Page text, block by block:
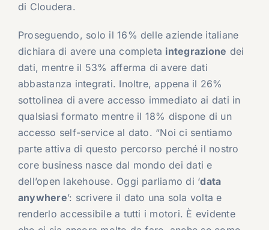
di Cloudera.
Proseguendo, solo il 16% delle aziende italiane
dichiara di avere una completa integrazione dei
dati, mentre il 53% afferma di avere dati
abbastanza integrati. Inoltre, appena il 26%
sottolinea di avere accesso immediato ai dati in
qualsiasi formato mentre il 18% dispone di un
accesso self-service al dato. “Noi ci sentiamo
parte attiva di questo percorso perché il nostro
core business nasce dal mondo dei dati e
dell’open lakehouse. Oggi parliamo di ‘data
anywhere’: scrivere il dato una sola volta e
renderlo accessibile a tutti i motori. È evidente